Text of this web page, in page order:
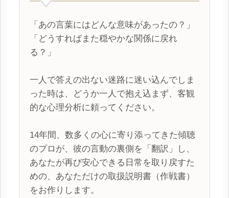
「あの言葉にはどんな意味があったの？」
「どうすればまた穏やかな関係に戻れ
る？」
一人で答えの出ない迷路に迷い込んでしま
った時は、どうか一人で抱え込まず、客観
的な心理分析に頼ってください。
14年間、数多くの心に寄り添ってきた傾聴
のプロが、彼の言動の裏側を「翻訳」し、
あなたが再び安心できる日常を取り戻すた
めの、あなただけの取扱説明書（作戦書）
をお作りします。